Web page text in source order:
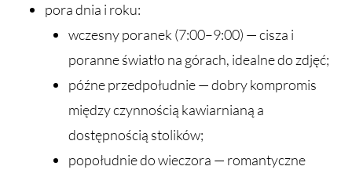
pora dnia i roku:
wczesny poranek (7:00–9:00) — cisza i
poranne światło na górach, idealne do zdjęć;
późne przedpołudnie — dobry kompromis
między czynnością kawiarnianą a
dostępnością stolików;
popołudnie do wieczora — romantyczne